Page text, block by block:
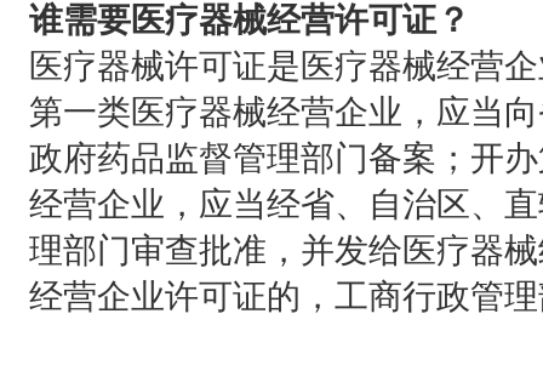
谁需要医疗器械经营许可证？
医疗器械许可证是医疗器械经营
第一类医疗器械经营企业，应当
政府药品监督管理部门备案；开
经营企业，应当经省、自治区、
理部门审查批准，并发给医疗器
经营企业许可证的，工商行政管